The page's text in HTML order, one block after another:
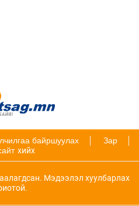
байршуулах
Зар
хийх
Мэдээлэл хуулбарлах